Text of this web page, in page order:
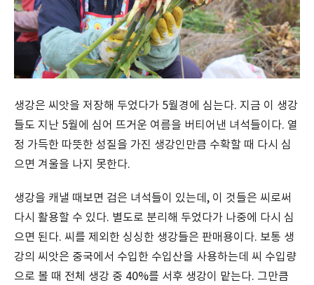
생강은 씨앗을 저장해 두었다가 5월경에 심는다. 지금 이 생강
들도 지난 5월에 심어 뜨거운 여름을 버티어낸 녀석들이다. 열
정 가득한 따뜻한 성질을 가진 생강인만큼 수확할 때 다시 심
으면 겨울을 나지 못한다.
생강을 캐낼 때보면 검은 녀석들이 있는데, 이 것들은 씨로써
다시 활용할 수 있다. 별도로 분리해 두었다가 나중에 다시 심
으면 된다. 씨를 제외한 싱싱한 생강들은 판매용이다. 보통 생
강의 씨앗은 중국에서 수입한 수입산을 사용하는데 씨 수입량
으로 볼 때 전체 생강 중 40%를 서후 생강이 맡는다. 그만큼